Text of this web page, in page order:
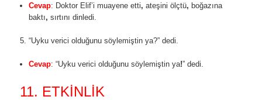
Cevap: Doktor Elif’i muayene etti, ateşini ölçtü, boğazına
baktı, sırtını dinledi.
5. “Uyku verici olduğunu söylemiştin ya?” dedi.
Cevap: “Uyku verici olduğunu söylemiştin ya!” dedi.
11. ETKİNLİK